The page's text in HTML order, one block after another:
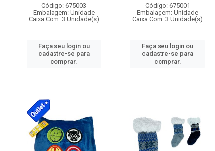
Código: 675003
Embalagem: Unidade
Caixa Com: 3 Unidade(s)
Faça seu login ou
cadastre-se para
comprar.
Código: 675001
Embalagem: Unidade
Caixa Com: 3 Unidade(s)
Faça seu login ou
cadastre-se para
comprar.